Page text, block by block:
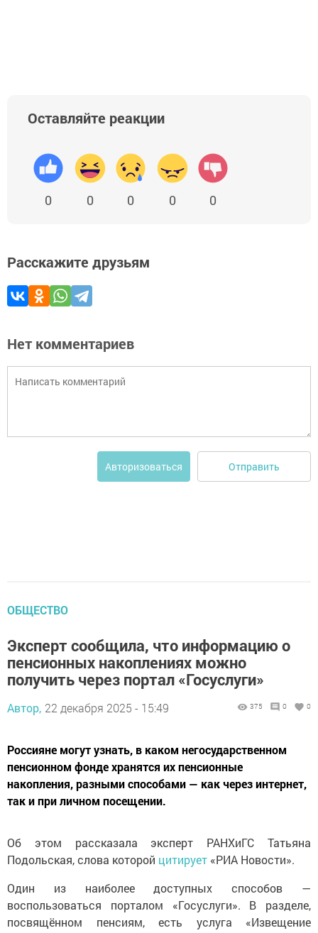
Оставляйте реакции
0 0 0 0 0
Расскажите друзьям
Нет комментариев
Авторизоваться Отправить
ОБЩЕСТВО
Эксперт сообщила, что информацию о
пенсионных накоплениях можно
получить через портал «Госуслуги»
Автор, 22 декабря 2025 - 15:49 375 0 0
Россияне могут узнать, в каком негосударственном
пенсионном фонде хранятся их пенсионные
накопления, разными способами — как через интернет,
так и при личном посещении.
Об этом рассказала эксперт РАНХиГС Татьяна
Подольская, слова которой цитирует «РИА Новости».
Один из наиболее доступных способов —
воспользоваться порталом «Госуслуги». В разделе,
посвящённом пенсиям, есть услуга «Извещение